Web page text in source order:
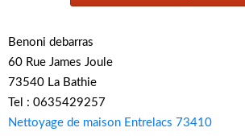
Benoni debarras
60 Rue James Joule
73540 La Bathie
Tel : 0635429257
Nettoyage de maison Entrelacs 73410